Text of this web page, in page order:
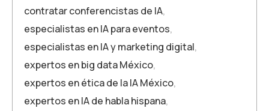
contratar conferencistas de IA,
especialistas en IA para eventos,
especialistas en IA y marketing digital,
expertos en big data México,
expertos en ética de la IA México,
expertos en IA de habla hispana,